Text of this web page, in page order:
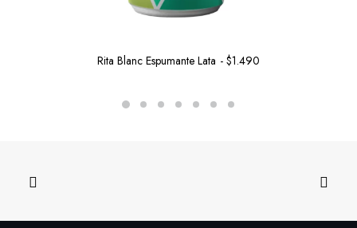
Rita Blanc Espumante Lata $1.490